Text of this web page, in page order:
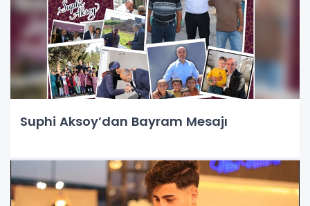
Suphi Aksoy’dan Bayram Mesajı